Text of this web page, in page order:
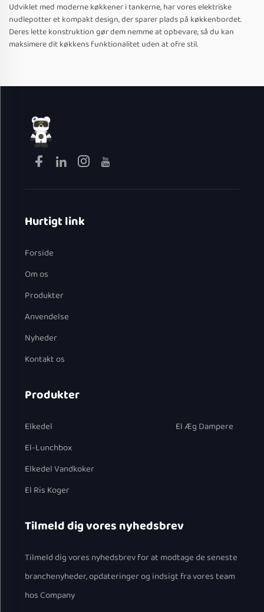
Udviklet med moderne køkkener i tankerne, har vores elektriske
nudlepotter et kompakt design, der sparer plads på køkkenbordet.
Deres lette konstruktion gør dem nemme at opbevare, så du kan
maksimere dit køkkens funktionalitet uden at ofre stil.
Hurtigt link
Forside
Om os
Produkter
Anvendelse
Nyheder
Kontakt os
Produkter
Elkedel
El-Lunchbox
Elkedel Vandkoker
El Ris Koger
El Æg Dampere
Tilmeld dig vores nyhedsbrev
Tilmeld dig vores nyhedsbrev for at modtage de seneste
branchenyheder, opdateringer og indsigt fra vores team
hos Company